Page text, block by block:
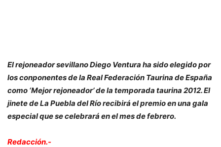
El rejoneador sevillano Diego Ventura ha sido elegido por
los conponentes de la Real Federación Taurina de España
como ‘Mejor rejoneador’ de la temporada taurina 2012. El
jinete de La Puebla del Río recibirá el premio en una gala
especial que se celebrará en el mes de febrero.
Redacción.-